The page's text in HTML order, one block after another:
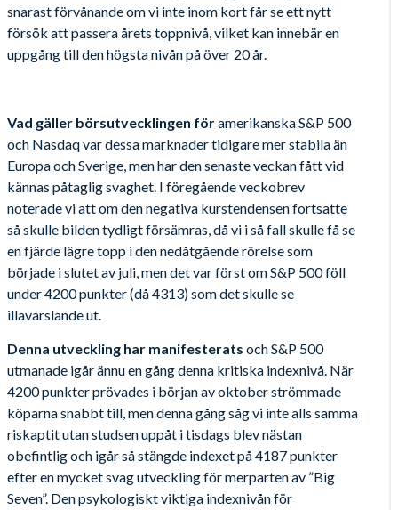
snarast förvånande om vi inte inom kort får se ett nytt
försök att passera årets toppnivå, vilket kan innebär en
uppgång till den högsta nivån på över 20 år.
Vad gäller börsutvecklingen föramerikanska S&P 500
och Nasdaq var dessa marknader tidigare mer stabila än
Europa och Sverige, men har den senaste veckan fått vid
kännas påtaglig svaghet. I föregående veckobrev
noterade vi att om den negativa kurstendensen fortsatte
så skulle bilden tydligt försämras, då vi i så fall skulle få se
en fjärde lägre topp i den nedåtgående rörelse som
började i slutet av juli, men det var först om S&P 500 föll
under 4200 punkter (då 4313) som det skulle se
illavarslande ut.
Denna utveckling har manifesterats och S&P 500
utmanade igår ännu en gång denna kritiska indexnivå. När
4200 punkter prövades i början av oktober strömmade
köparna snabbt till, men denna gång såg vi inte alls samma
riskaptit utan studsen uppåt i tisdags blev nästan
obefintlig och igår så stängde indexet på 4187 punkter
efter en mycket svag utveckling för merparten av ”Big
Seven”. Den psykologiskt viktiga indexnivån för